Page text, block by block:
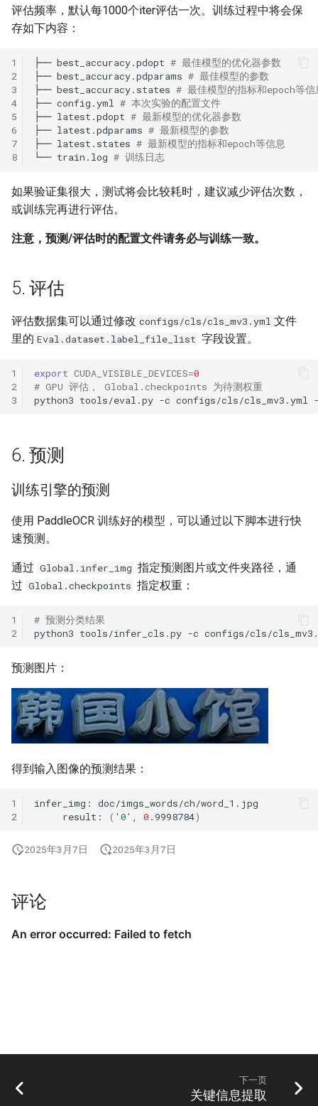
评估频率，默认每1000个iter评估一次。训练过程中将会保
存如下内容：
1
2
3
4
5
6
7
8
├── best_accuracy.pdopt # 最佳模型的优化器参数
├── best_accuracy.pdparams # 最佳模型的参数
├── best_accuracy.states # 最佳模型的指标和epoch等信
├── config.yml
# 本次实验的配置文件
├── latest.pdopt # 最新模型的优化器参数
├── latest.pdparams # 最新模型的参数
├── latest.states # 最新模型的指标和epoch等信息
└── train.log # 训练日志
如果验证集很大，测试将会比较耗时，建议减少评估次数，
或训练完再进行评估。
注意，预测/评估时的配置文件请务必与训练一致。
5. 评估
评估数据集可以通过修改 configs/cls/cls_mv3.yml 文件
里的 Eval.dataset.label_file_list 字段设置。
1
2
3
export CUDA_VISIBLE_DEVICES=0
# GPU 评估， Global.checkpoints 为待测权重
python3 tools/eval.py -c configs/cls/cls_mv3.yml
6. 预测
训练引擎的预测
使用 PaddleOCR 训练好的模型，可以通过以下脚本进行快
速预测。
通过 Global.infer_img 指定预测图片或文件夹路径，通
过 Global.checkpoints 指定权重：
1
2
# 预测分类结果
python3 tools/infer_cls.py -c configs/cls/
预测图片：
得到输入图像的预测结果：
1
2
infer_img:
result:
( '0' 0 .9998784)
2025年3月7日 2025年3月7日
评论
下一页
关键信息提取